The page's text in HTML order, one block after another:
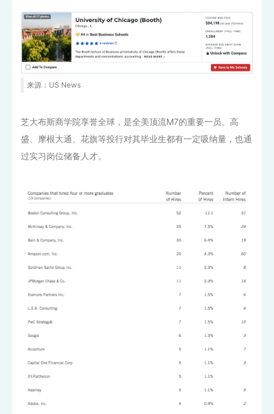
来源：US News
芝大布斯商学院享誉全球，是全美顶流M7的重要一员。高
盛、摩根大通、花旗等投行对其毕业生都有一定吸纳量，也通
过实习岗位储备人才。